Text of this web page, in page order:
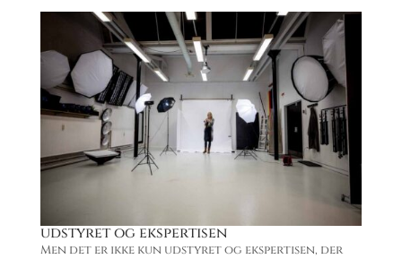
udstyret og ekspertisen
Men det er ikke kun udstyret og ekspertisen, der